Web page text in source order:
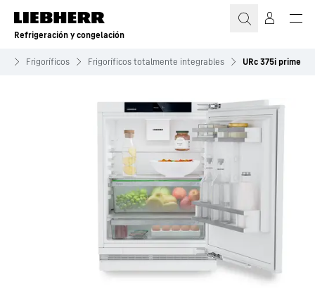
Refrigeración y congelación
Frigoríficos Frigoríficos totalmente integrables URc 375i prime